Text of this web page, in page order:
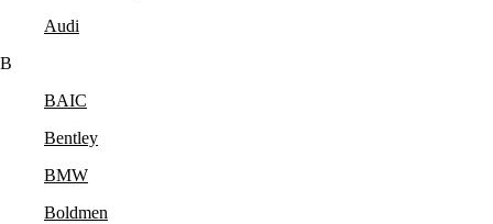
Audi
B
BAIC
Bentley
BMW
Boldmen